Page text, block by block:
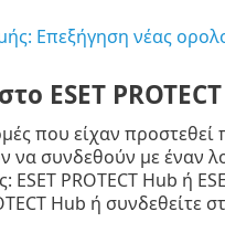
Επεξήγηση νέας
ESET
που είχαν
συνδεθούν με έναν
PROTECT Hub ή
Hub ή συνδεθείτε